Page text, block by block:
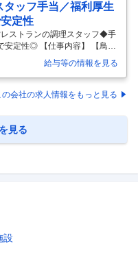
ッフ手当／福利厚生
定性
ストランの調理スタッフ◆手
安定性◎ 【仕事内容】 【鳥
、福利厚生年間休日120日／
～寿司職人の方も歓迎／手当
数多くのホテル、レストラン
■業務内容： ◇ホテル直営の
アップも可能です。 ◇ご対応
いずれかです。 ※施設には日
給与等の情報を見る
の会社の求人情報をもっと見る
見る
設